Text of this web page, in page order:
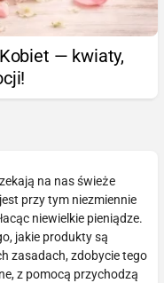
— kwiaty,
na nas świeże
przy tym niezmiennie
niewielkie pieniądze.
jakie produkty są
zasadach, zdobycie tego
z pomocą przychodzą